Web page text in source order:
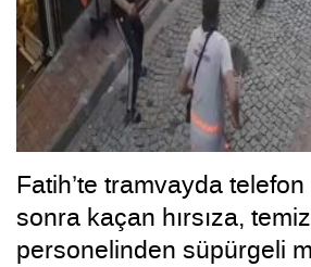
Fatih’te tramvayda telefon
sonra kaçan hırsıza,
personelinden süpürgeli